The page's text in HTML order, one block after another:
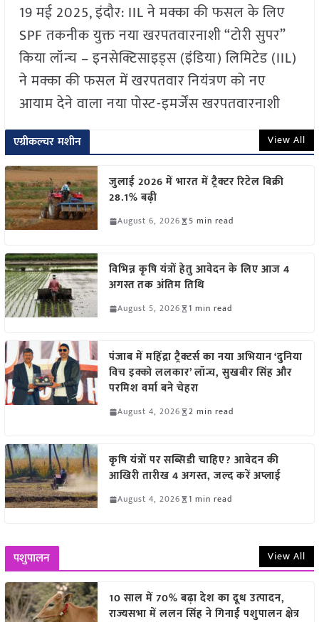
19 मई 2025, इंदौर: IIL ने मक्का की फसल के लिए
SPF तकनीक युक्त नया खरपतवारनाशी “टोरी सुपर”
किया लॉन्च – इनसेक्टिसाइड्स (इंडिया) लिमिटेड (IIL)
ने मक्का की फसल में खरपतवार नियंत्रण को नए
आयाम देने वाला नया पोस्ट-इमर्जेंस खरपतवारनाशी
एग्रीकल्चर मशीन View All
जुलाई 2026 में भारत में ट्रैक्टर रिटेल बिक्री
28.1% बढ़ी
August 6, 2026 5 min read
विभिन्न कृषि यंत्रों हेतु आवेदन के लिए आज 4
अगस्त तक अंतिम तिथि
August 5, 2026 1 min read
पंजाब में महिंद्रा ट्रैक्टर्स का नया अभियान ‘दुनिया
विच इक्को ललकार’ लॉन्च, सुखबीर सिंह और
परमिश वर्मा बने चेहरा
August 4, 2026 2 min read
कृषि यंत्रों पर सब्सिडी चाहिए? आवेदन की
आखिरी तारीख 4 अगस्त, जल्द करें अप्लाई
August 4, 2026 1 min read
पशुपालन View All
10 साल में 70% बढ़ा देश का दूध उत्पादन,
राज्यसभा में ललन सिंह ने गिनाईं पशुपालन क्षेत्र